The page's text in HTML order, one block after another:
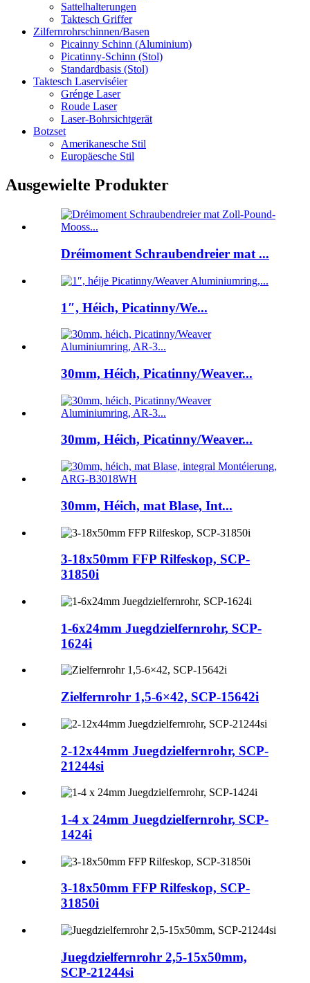
Sattelhalterungen
Taktesch Griffer
Zilfernrohrschinnen/Basen
Picainny Schinn (Aluminium)
Picatinny-Schinn (Stol)
Standardbasis (Stol)
Taktesch Laserviséier
Grénge Laser
Roude Laser
Laser-Bohrsichtgerät
Botzset
Amerikanesche Stil
Europäesche Stil
Ausgewielte Produkter
Dréimoment Schraubendreier mat ...
1″, Héich, Picatinny/We...
30mm, Héich, Picatinny/Weaver...
30mm, Héich, Picatinny/Weaver...
30mm, Héich, mat Blase, Int...
3-18x50mm FFP Rilfeskop, SCP-
31850i
1-6x24mm Juegdzielfernrohr, SCP-
1624i
Zielfernrohr 1,5-6×42, SCP-15642i
2-12x44mm Juegdzielfernrohr, SCP-
21244si
1-4 x 24mm Juegdzielfernrohr, SCP-
1424i
3-18x50mm FFP Rilfeskop, SCP-
31850i
Juegdzielfernrohr 2,5-15x50mm,
SCP-21244si